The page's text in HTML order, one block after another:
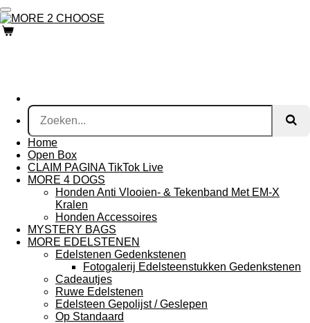
Ga
direct
naar
Home
Open Box
CLAIM PAGINA TikTok Live
MORE 4 DOGS
Honden Anti Vlooien- & Tekenband Met EM-X
Kralen
Honden Accessoires
MYSTERY BAGS
MORE EDELSTENEN
Edelstenen Gedenkstenen
Fotogalerij Edelsteenstukken Gedenkstenen
Cadeautjes
Ruwe Edelstenen
Edelsteen Gepolijst / Geslepen
Op Standaard